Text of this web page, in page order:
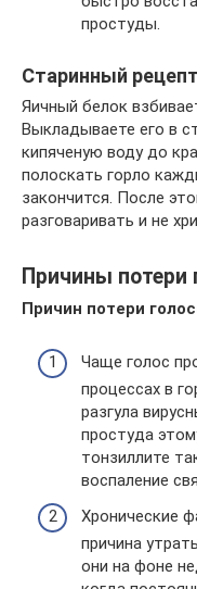
простуды.
Старинный
Яичный белок
Выкладываете его в
кипяченую воду до
полоскать горло
закончится. После
разговаривать и не
Причины потери
Причин потери
Чаще голос
процессах в
разгула
простуда
тонзиллите
воспаление
Хронические
причина
они на фоне